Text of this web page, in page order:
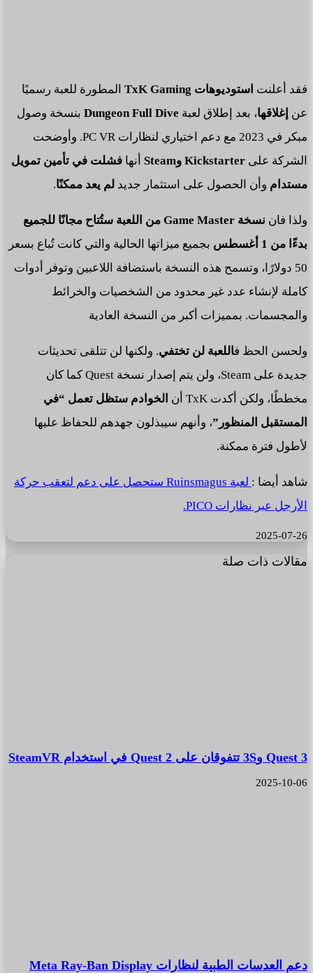
فقد أعلنت استوديوهات TxK Gaming
المطورة للعبة رسميًا
عن إغلاقها، بعد إطلاق لعبة Dungeon Full Dive بنسخة وصول
مبكر في 2023 مع دعم اختياري لنظارات PC VR. وأوضحت
الشركة على Kickstarter وSteam أنها فشلت في تأمين تمويل
مستدام وأن الحصول على استثمار جديد لم يعد ممكنًا.
ولذا فان
نسخة Game Master من اللعبة ستُتاح مجانًا للجميع
بدءًا من 1 أغسطس
بجميع ميزاتها الحالية والتي كانت تُباع بسعر
50 دولارًا، وتسمح هذه النسخة باستضافة اللاعبين وتوفر أدوات
كاملة لإنشاء عدد غير محدود من الشخصيات والخرائط
والمجسمات. بمميزات أكبر من النسخة العادية
ولحسن الحظ فاللعبة لن تختفي. ولكنها لن تتلقى تحديثات
جديدة على Steam، ولن يتم إصدار نسخة Quest كما كان
مخططًا، ولكن أكدت TxK أن
الخوادم ستظل تعمل “في
المستقبل المنظور”، وأنهم سيبذلون جهدهم للحفاظ عليها
لأطول فترة ممكنة.
شاهد أيضا :
لعبة Ruinsmagus ستحصل على دعم لتعقب حركة
الأرجل عبر نظارات PICO.
2025-07-26
مقالات ذات صلة
Quest 3 و3S تتفوقان على Quest 2 في استخدام SteamVR
2025-10-06
دعم العدسات الطبية لنظارات Meta Ray-Ban Display